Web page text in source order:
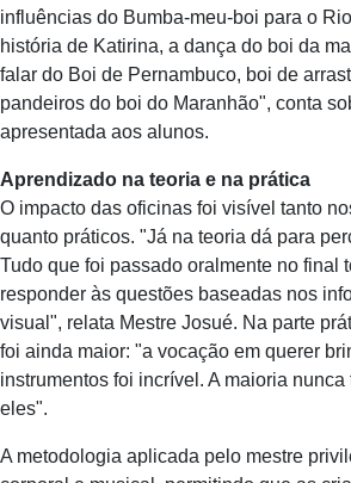
influências do Bumba-meu-boi para o
história de Katirina, a dança do boi da
falar do Boi de Pernambuco, boi de
pandeiros do boi do Maranhão", conta
apresentada aos alunos.
Aprendizado na teoria e na prática
O impacto das oficinas foi visível tanto
quanto práticos. "Já na teoria dá para
Tudo que foi passado oralmente no final
responder às questões baseadas nos
visual", relata Mestre Josué. Na parte
foi ainda maior: "a vocação em querer
instrumentos foi incrível. A maioria
eles".
A metodologia aplicada pelo mestre